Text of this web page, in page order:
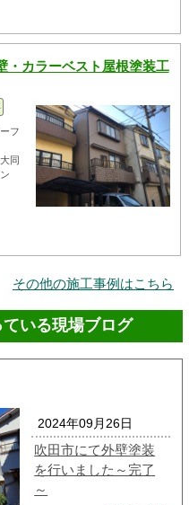
・カラーベスト屋根塗装工
フ
２
ン
その他の施工事例はこちら
いる現場ブログ
2024年09月26日
吹田市にて外壁塗装
を行いました～完了
～